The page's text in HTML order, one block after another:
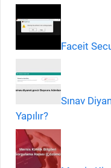
Faceit
Sınav
Yapılır?